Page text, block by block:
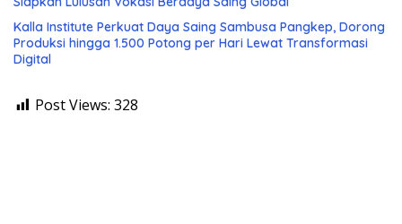
Kalla Institute Perkuat Daya Saing Sambusa Pangkep, Dorong
Produksi hingga 1.500 Potong per Hari Lewat Transformasi
Digital
Post Views: 328